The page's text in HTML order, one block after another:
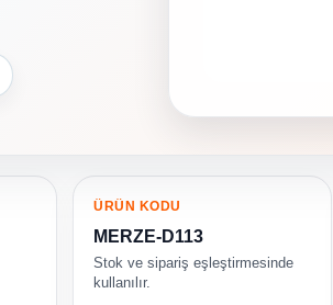
ÜRÜN KODU
MERZE-D113
Stok ve sipariş eşleştirmesinde
kullanılır.